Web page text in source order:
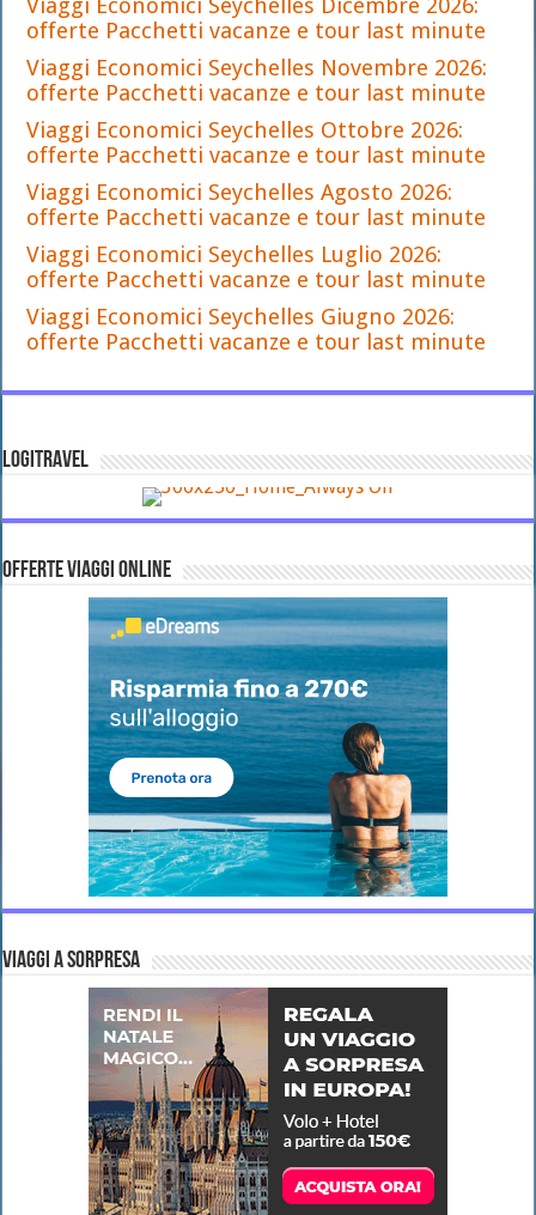
Viaggi Economici Seychelles Dicembre 2026:
offerte Pacchetti vacanze e tour last minute
Viaggi Economici Seychelles Novembre 2026:
offerte Pacchetti vacanze e tour last minute
Viaggi Economici Seychelles Ottobre 2026:
offerte Pacchetti vacanze e tour last minute
Viaggi Economici Seychelles Agosto 2026:
offerte Pacchetti vacanze e tour last minute
Viaggi Economici Seychelles Luglio 2026:
offerte Pacchetti vacanze e tour last minute
Viaggi Economici Seychelles Giugno 2026:
offerte Pacchetti vacanze e tour last minute
LOGITRAVEL
OFFERTE VIAGGI ONLINE
VIAGGI A SORPRESA